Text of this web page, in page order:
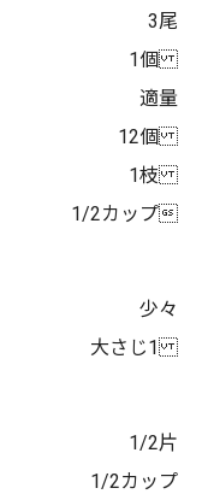
3尾
1個
適量
12個
1枝
1/2カップ
少々
大さじ1
1/2片
1/2カップ